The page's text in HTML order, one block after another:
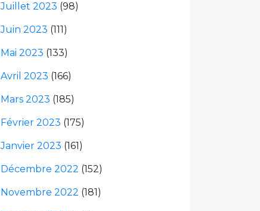
Juillet 2023 (98)
Juin 2023 (111)
Mai 2023 (133)
Avril 2023 (166)
Mars 2023 (185)
Février 2023 (175)
Janvier 2023 (161)
Décembre 2022 (152)
Novembre 2022 (181)